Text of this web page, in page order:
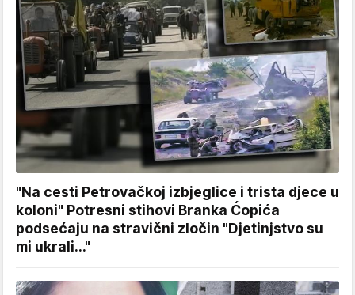
"Na cesti Petrovačkoj izbjeglice i trista djece u
koloni" Potresni stihovi Branka Ćopića
podsećaju na stravični zločin "Djetinjstvo su
mi ukrali..."